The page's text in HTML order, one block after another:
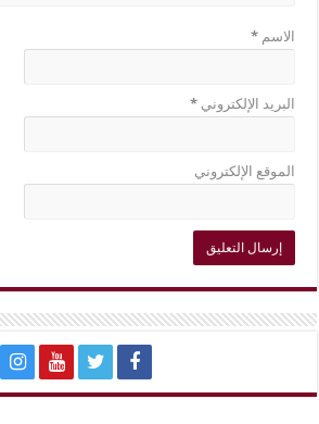
الاسم*
البريد الإلكتروني*
الموقع الإلكتروني